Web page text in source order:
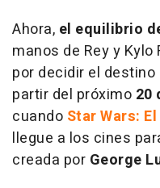
Ahora, el equilibrio
manos de Rey y
por decidir el
partir del próximo 20
cuando Star Wars:
llegue a los cines
creada por George